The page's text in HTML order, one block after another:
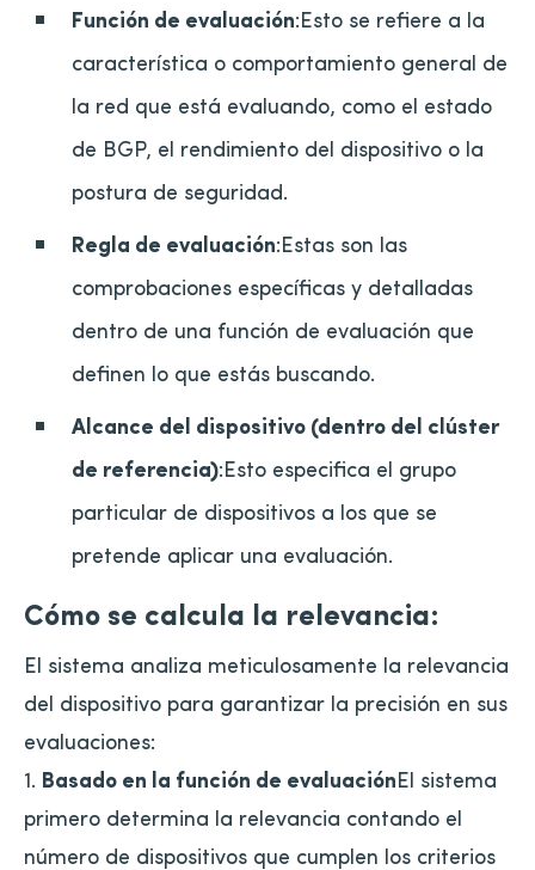
Función de evaluación:Esto se refiere a la
característica o comportamiento general de
la red que está evaluando, como el estado
de BGP, el rendimiento del dispositivo o la
postura de seguridad.
Regla de evaluación:Estas son las
comprobaciones específicas y detalladas
dentro de una función de evaluación que
definen lo que estás buscando.
Alcance del dispositivo (dentro del clúster
de referencia):Esto especifica el grupo
particular de dispositivos a los que se
pretende aplicar una evaluación.
Cómo se calcula la relevancia:
El sistema analiza meticulosamente la relevancia
del dispositivo para garantizar la precisión en sus
evaluaciones:
1. Basado en la función de evaluaciónEl sistema
primero determina la relevancia contando el
número de dispositivos que cumplen los criterios